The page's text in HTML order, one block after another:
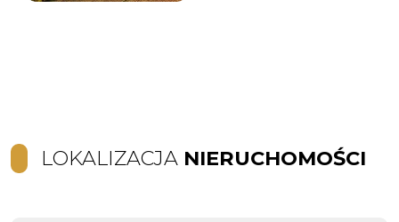
LOKALIZACJA NIERUCHOMOŚCI